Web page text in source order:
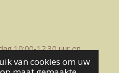
van cookies om uw
10:00-12.30 uur en